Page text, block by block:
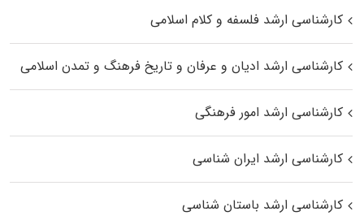
کارشناسی ارشد فلسفه و کلام اسلامی
کارشناسی ارشد ادیان و عرفان و تاریخ فرهنگ و تمدن اسلامی
کارشناسی ارشد امور فرهنگی
کارشناسی ارشد ایران شناسی
کارشناسی ارشد باستان شناسی